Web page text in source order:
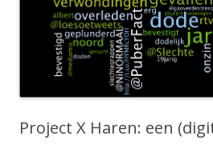
Project X Haren: een